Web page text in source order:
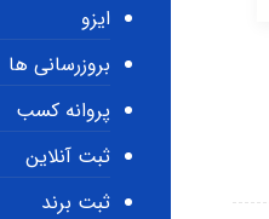
ایزو
بروزرسانی ها
پروانه کسب
ثبت آنلاین
ثبت برند